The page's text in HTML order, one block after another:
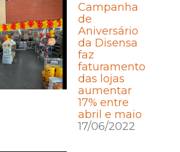
Campanha
de
Aniversário
da Disensa
faz
faturamento
das lojas
aumentar
17% entre
abril e maio
17/06/2022